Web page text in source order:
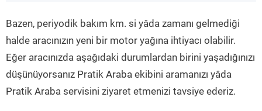
Bazen, periyodik bakım km. si yâda zamanı gelmediği
halde aracınızın yeni bir motor yağına ihtiyacı olabilir.
Eğer aracınızda aşağıdaki durumlardan birini yaşadığınızı
düşünüyorsanız Pratik Araba ekibini aramanızı yâda
Pratik Araba servisini ziyaret etmenizi tavsiye ederiz.